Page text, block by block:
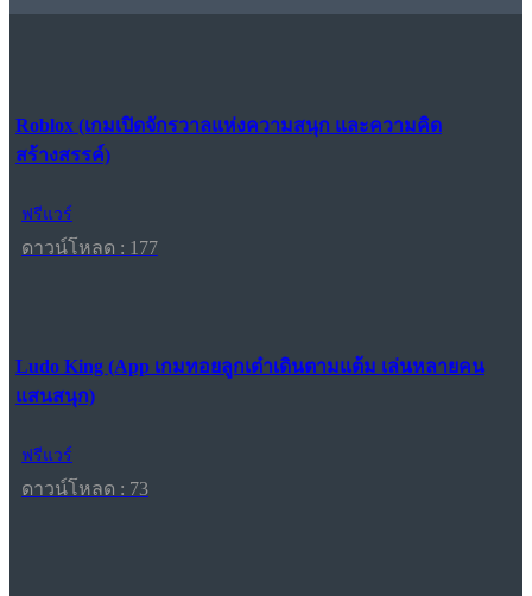
Roblox (เกมเปิดจักรวาลแห่งความสนุก และความคิด
สร้างสรรค์)
ฟรีแวร์
ดาวน์โหลด : 177
Ludo King (App เกมทอยลูกเต๋าเดินตามแต้ม เล่นหลายคน
แสนสนุก)
ฟรีแวร์
ดาวน์โหลด : 73